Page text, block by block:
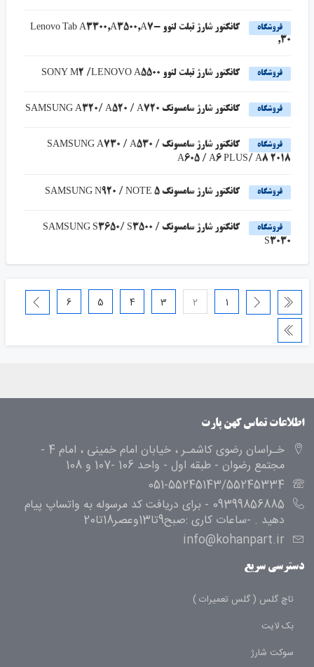
فروشگاه
کانکتور شارژ تبلت لنوو Lenovo Tab A3300,A3500,A7-
30,
فروشگاه کانکتور شارژ تبلت لنوو SONY M2 /LENOVO A5500
فروشگاه کانکتور شارژ سامسونگ SAMSUNG A320/ A520 / A720
فروشگاه
کانکتور شارژ سامسونگ SAMSUNG A730 / A530 /
A605 / A6 PLUS/ A8 2018
فروشگاه کانکتور شارژ سامسونگ SAMSUNG N920 / NOTE 5
فروشگاه
کانکتور شارژ سامسونگ SAMSUNG S3650/ S3500 /
S3030
1
2
3
4
5
6
اطلاعات تماس کهن پارت
خـراسان رضوی کاشمـر ، خیابان امام خمینی ، امام 4 -
مجتمع رضوان - طبقه اول - واحد 106 -107 و 108
051-55245143/55245334
09399856885 - برای دریافت کد مرسوله به واتساپ پیام
دهید . -ساعات کاری :صبح9تا13وعصر18تا20
info@kohanpart.ir
دسترسی سریع
تاچ گلس ( گلس تعمیرات )
بک لایت
سوکت شارژ